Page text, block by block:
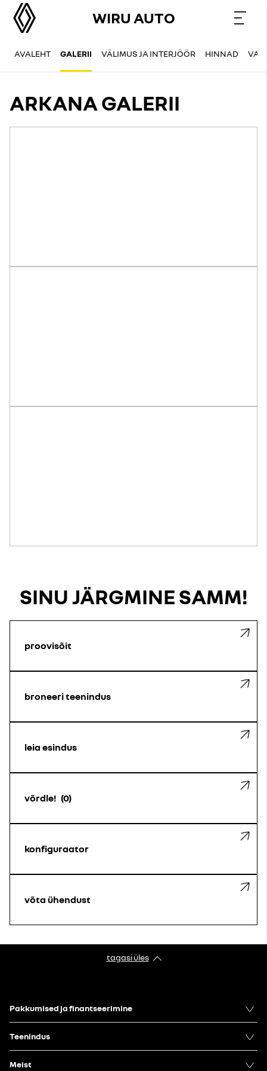
WIRU AUTO
AVALEHT GALERII VÄLIMUS JA INTERJÖÖR HINNAD
ARKANA GALERII
SINU JÄRGMINE SAMM!
proovisõit
broneeri teenindus
leia esindus
võrdle! 0
konfiguraator
võta ühendust
tagasi üles
Pakkumised ja finantseerimine
Teenindus
Meist